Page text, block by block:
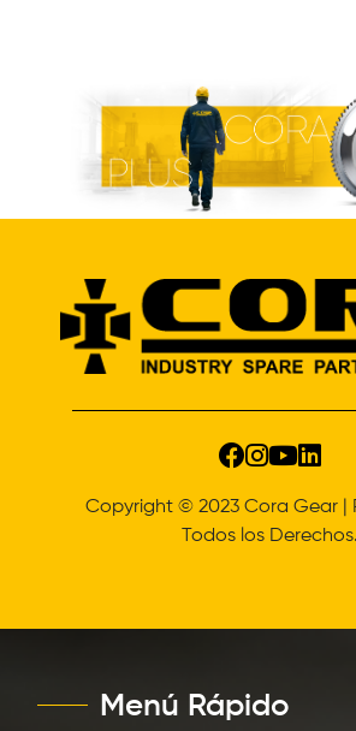
Copyright © 2023 Cora Gear |
Todos los Derechos.
Menú Rápido